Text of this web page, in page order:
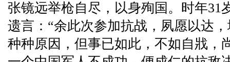
张镜远举枪自尽，以身殉国。时年31
遗言：“余此次参加抗战，夙愿以达
种种原因，但事已如此，不如自戕，